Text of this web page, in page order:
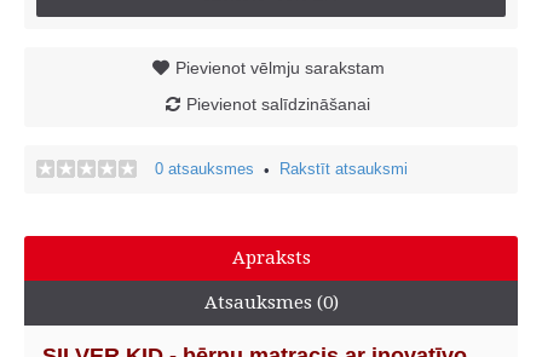
Pievienot vēlmju sarakstam
Pievienot salīdzināšanai
0 atsauksmes • Rakstīt atsauksmi
Apraksts
Atsauksmes (0)